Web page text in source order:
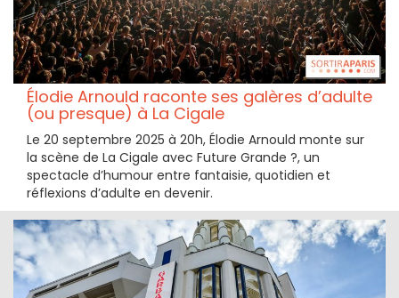
Élodie Arnould raconte ses galères d’adulte
(ou presque) à La Cigale
Le 20 septembre 2025 à 20h, Élodie Arnould monte sur
la scène de La Cigale avec Future Grande ?, un
spectacle d’humour entre fantaisie, quotidien et
réflexions d’adulte en devenir.